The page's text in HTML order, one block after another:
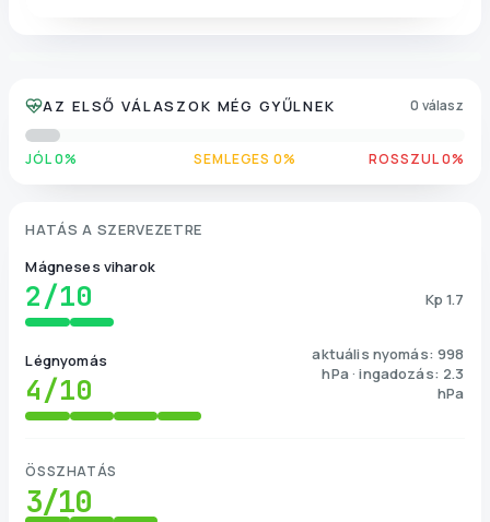
AZ ELSŐ VÁLASZOK MÉG GYŰLNEK 0 válasz
JÓL 0% SEMLEGES 0% ROSSZUL 0%
HATÁS A SZERVEZETRE
Mágneses viharok
2/10 Kp 1.7
Légnyomás
4/10
aktuális nyomás: 998
hPa · ingadozás: 2.3
hPa
ÖSSZHATÁS
3/10